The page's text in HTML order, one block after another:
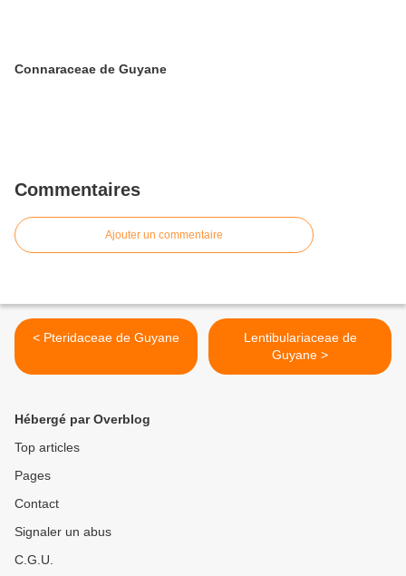
Connaraceae de Guyane
Commentaires
Ajouter un commentaire
< Pteridaceae de Guyane
Lentibulariaceae de
Guyane >
Hébergé par Overblog
Top articles
Pages
Contact
Signaler un abus
C.G.U.